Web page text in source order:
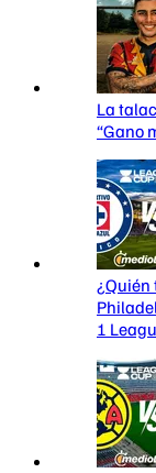
La
“Gano
¿Quién
1